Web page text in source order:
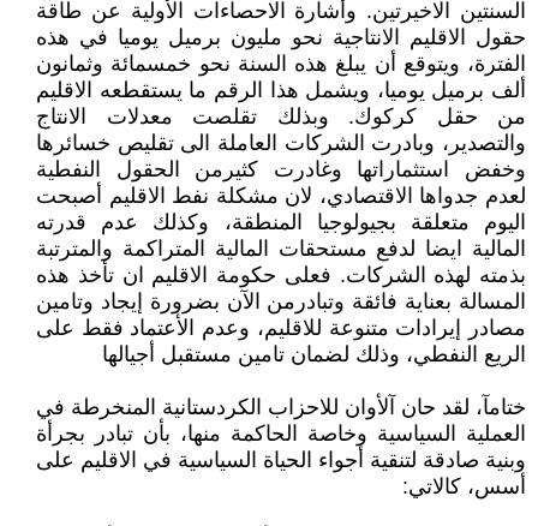
السنتين الاخيرتين. وأشارة الاحصاءات الأولية عن طاقة
حقول الاقليم الانتاجية نحو مليون برميل يوميا في هذه
الفترة، ويتوقع أن يبلغ هذه السنة نحو خمسمائة وثمانون
ألف برميل يوميا، ويشمل هذا الرقم ما يستقطعه الاقليم
من حقل كركوك. وبذلك تقلصت معدلات الانتاج
والتصدير، وبادرت الشركات العاملة الى تقليص خسائرها
وخفض استثماراتها وغادرت كثيرمن الحقول النفطية
لعدم جدواها الاقتصادي، لان مشكلة نفط الاقليم أصبحت
اليوم متعلقة بجيولوجيا المنطقة، وكذلك عدم قدرته
المالية ايضا لدفع مستحقات المالية المتراكمة والمترتبة
بذمته لهذه الشركات. فعلى حكومة الاقليم ان تأخذ هذه
المسالة بعناية فائقة وتبادرمن الآن بضرورة إيجاد وتامين
مصادر إيرادات متنوعة للاقليم، وعدم الأعتماد فقط على
الريع النفطي، وذلك لضمان تامين مستقبل أجيالها
ختامآ، لقد حان آلأوان للاحزاب الكردستانية المنخرطة في
العملية السياسية وخاصة الحاكمة منها، بأن تبادر بجرأة
وبنية صادقة لتنقية أجواء الحياة السياسية في الاقليم على
أسس، كالاتي: